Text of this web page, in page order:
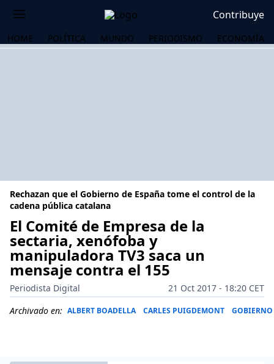
Contribuye
HOME POLÍTICA MUNDO PERIODISMO ECONOMÍA
Rechazan que el Gobierno de España tome el control de la
cadena pública catalana
El Comité de Empresa de la
sectaria, xenófoba y
manipuladora TV3 saca un
mensaje contra el 155
Periodista Digital
21 Oct 2017 - 18:20 CET
Archivado en: ALBERT BOADELLA CARLES PUIGDEMONT GOBIERNO